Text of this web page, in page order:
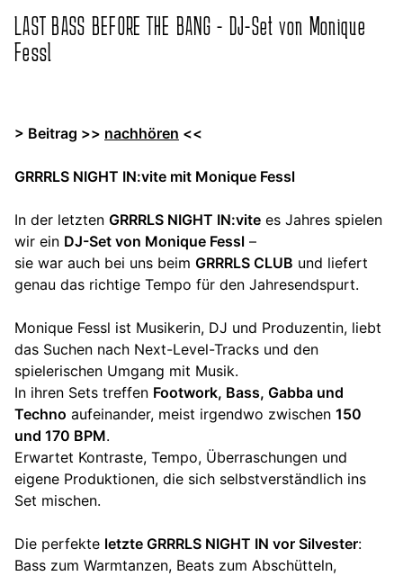
LAST BASS BEFORE THE BANG - DJ-Set von Monique
Fessl
> Beitrag >> nachhören <<
GRRRLS NIGHT IN:vite mit Monique Fessl
In der letzten GRRRLS NIGHT IN:vite es Jahres spielen
wir ein DJ-Set von Monique Fessl –
sie war auch bei uns beim GRRRLS CLUB und liefert
genau das richtige Tempo für den Jahresendspurt.
Monique Fessl ist Musikerin, DJ und Produzentin, liebt
das Suchen nach Next-Level-Tracks und den
spielerischen Umgang mit Musik.
In ihren Sets treffen Footwork, Bass, Gabba und
Techno aufeinander, meist irgendwo zwischen 150
und 170 BPM.
Erwartet Kontraste, Tempo, Überraschungen und
eigene Produktionen, die sich selbstverständlich ins
Set mischen.
Die perfekte letzte GRRRLS NIGHT IN vor Silvester:
Bass zum Warmtanzen, Beats zum Abschütteln,